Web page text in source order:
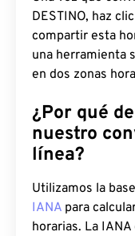
DESTINO, haz
compartir esta
una herramienta
en dos zonas
¿Por qué
nuestro
línea?
Utilizamos la
IANA para
horarias. La